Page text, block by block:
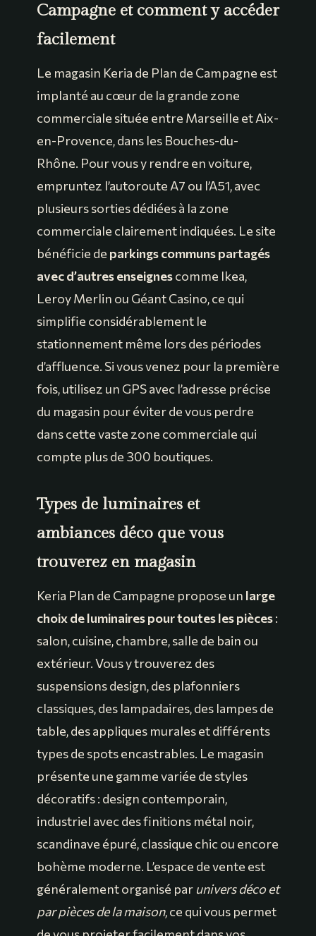
Campagne et comment y accéder
facilement
Le magasin Keria de Plan de Campagne est
implanté au cœur de la grande zone
commerciale située entre Marseille et Aix-
en-Provence, dans les Bouches-du-
Rhône. Pour vous y rendre en voiture,
empruntez l’autoroute A7 ou l’A51, avec
plusieurs sorties dédiées à la zone
commerciale clairement indiquées. Le site
bénéficie de parkings communs partagés
avec d’autres enseignescomme Ikea,
Leroy Merlin ou Géant Casino, ce qui
simplifie considérablement le
stationnement même lors des périodes
d’affluence. Si vous venez pour la première
fois, utilisez un GPS avec l’adresse précise
du magasin pour éviter de vous perdre
dans cette vaste zone commerciale qui
compte plus de 300 boutiques.
Types de luminaires et
ambiances déco que vous
trouverez en magasin
Keria Plan de Campagne propose un large
choix de luminaires pour toutes les pièces:
salon, cuisine, chambre, salle de bain ou
extérieur. Vous y trouverez des
suspensions design, des plafonniers
classiques, des lampadaires, des lampes de
table, des appliques murales et différents
types de spots encastrables. Le magasin
présente une gamme variée de styles
décoratifs : design contemporain,
industriel avec des finitions métal noir,
scandinave épuré, classique chic ou encore
bohème moderne. L’espace de vente est
généralement organisé par univers déco et
par pièces de la maison, ce qui vous permet